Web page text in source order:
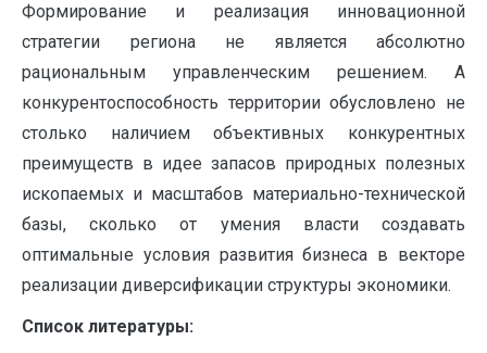
Формирование и реализация инновационной
стратегии региона не является абсолютно
рациональным управленческим решением. А
конкурентоспособность территории обусловлено не
столько наличием объективных конкурентных
преимуществ в идее запасов природных полезных
ископаемых и масштабов материально-технической
базы, сколько от умения власти создавать
оптимальные условия развития бизнеса в векторе
реализации диверсификации структуры экономики.
Список литературы: